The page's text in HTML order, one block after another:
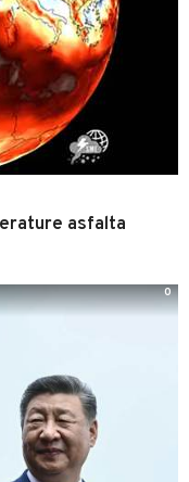
asfalta
0